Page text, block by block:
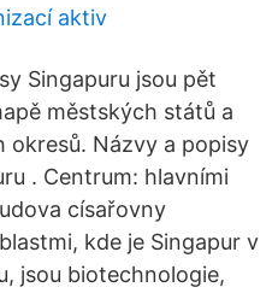
aktiv
Singapuru jsou pět
městských států a
okresů. Názvy a popisy
. Centrum: hlavními
císařovny
kde je Singapur v
jsou biotechnologie,